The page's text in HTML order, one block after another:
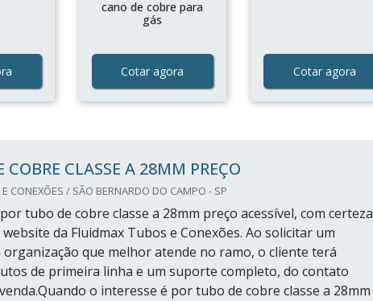
cano de cobre para
gás
Cotar agora Cotar agora
COBRE CLASSE A 28MM PREÇO
CONEXÕES / SÃO BERNARDO DO CAMPO - SP
tubo de cobre classe a 28mm preço acessível, com certeza
da Fluidmax Tubos e Conexões. Ao solicitar um
que melhor atende no ramo, o cliente terá
de primeira linha e um suporte completo, do contato
o interesse é por tubo de cobre classe a 28mm